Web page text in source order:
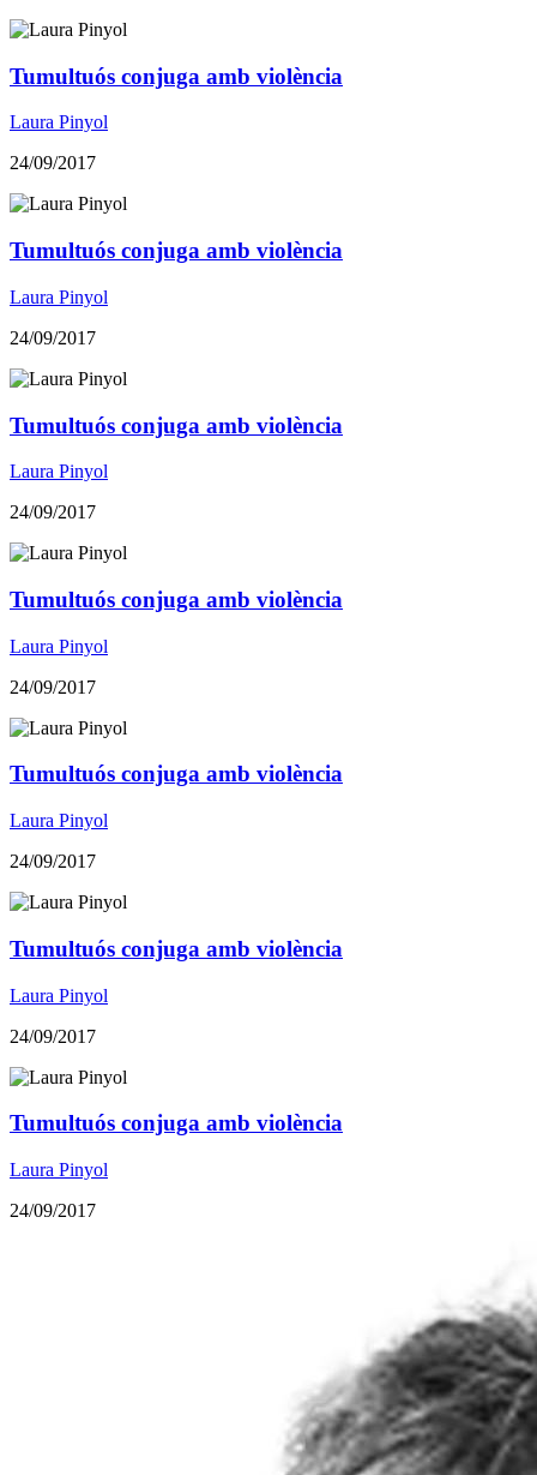
Tumultuós conjuga amb violència
Laura Pinyol
24/09/2017
Tumultuós conjuga amb violència
Laura Pinyol
24/09/2017
Tumultuós conjuga amb violència
Laura Pinyol
24/09/2017
Tumultuós conjuga amb violència
Laura Pinyol
24/09/2017
Tumultuós conjuga amb violència
Laura Pinyol
24/09/2017
Tumultuós conjuga amb violència
Laura Pinyol
24/09/2017
Tumultuós conjuga amb violència
Laura Pinyol
24/09/2017